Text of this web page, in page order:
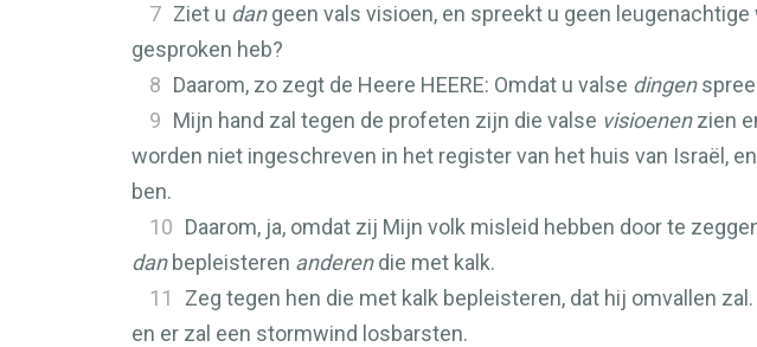
7 Ziet u dangeen vals visioen, en spreekt u geen
gesproken heb?
8 Daarom, zo zegt de Heere HEERE: Omdat u valse dingen
9 Mijn hand zal tegen de profeten zijn die valse visioenenzien
worden niet ingeschreven in het register van het huis van Israël,
ben.
10 Daarom, ja, omdat zij Mijn volk misleid hebben door te
danbepleisteren anderendie met kalk.
11
Zeg tegen hen die met kalk bepleisteren, dat hij omvallen
en er zal een stormwind losbarsten.